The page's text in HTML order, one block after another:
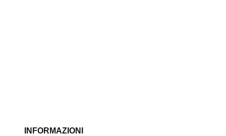
INFORMAZIONI